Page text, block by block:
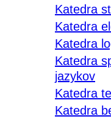
Katedra
Katedra
Katedra
Katedra
jazykov
Katedra
Katedra